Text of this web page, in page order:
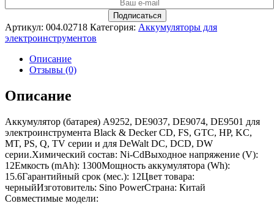
Артикул: 004.02718 Категория: Аккумуляторы для
электроинструментов
Описание
Отзывы (0)
Описание
Аккумулятор (батарея) A9252, DE9037, DE9074, DE9501 для
электроинструмента Black & Decker CD, FS, GTC, HP, KC,
MT, PS, Q, TV серии и для DeWalt DC, DCD, DW
серии.Химический состав: Ni-CdВыходное напряжение (V):
12Емкость (mAh): 1300Мощность аккумулятора (Wh):
15.6Гарантийный срок (мес.): 12Цвет товара:
черныйИзготовитель: Sino PowerСтрана: Китай
Совместимые модели: